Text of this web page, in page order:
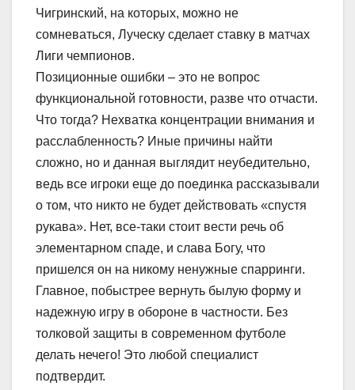
Чигринский, на которых, можно не
сомневаться, Луческу сделает ставку в матчах
Лиги чемпионов.
Позиционные ошибки – это не вопрос
функциональной готовности, разве что отчасти.
Что тогда? Нехватка концентрации внимания и
расслабленность? Иные причины найти
сложно, но и данная выглядит неубедительно,
ведь все игроки еще до поединка рассказывали
о том, что никто не будет действовать «спустя
рукава». Нет, все-таки стоит вести речь об
элементарном спаде, и слава Богу, что
пришелся он на никому ненужные спарринги.
Главное, побыстрее вернуть былую форму и
надежную игру в обороне в частности. Без
толковой защиты в современном футболе
делать нечего! Это любой специалист
подтвердит.